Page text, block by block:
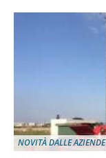
NOVITÀ DALLE AZIENDE